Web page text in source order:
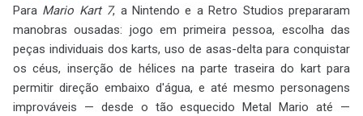
Para Mario Kart 7, a Nintendo e a Retro Studios prepararam
manobras ousadas: jogo em primeira pessoa, escolha das
peças individuais dos karts, uso de asas-delta para conquistar
os céus, inserção de hélices na parte traseira do kart para
permitir direção embaixo d'água, e até mesmo personagens
improváveis — desde o tão esquecido Metal Mario até —